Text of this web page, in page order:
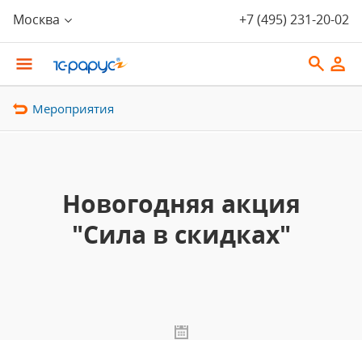
Москва +7 (495) 231-20-02
Мероприятия
Новогодняя акция
"Сила в скидках"